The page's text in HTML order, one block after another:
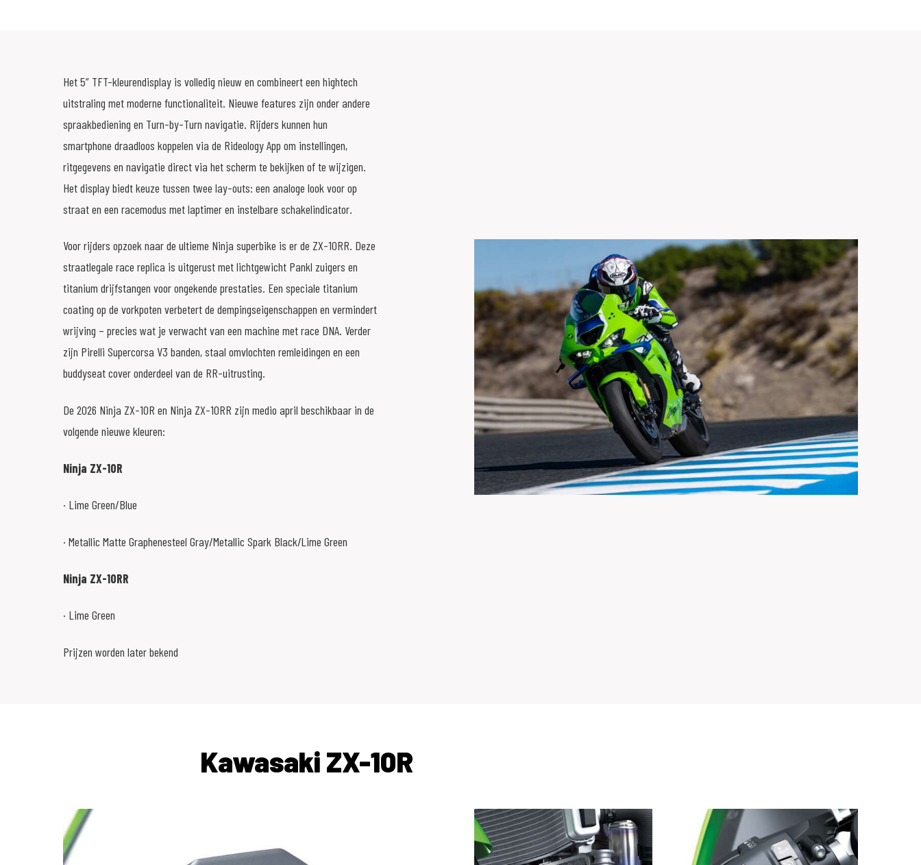
Het 5” TFT-kleurendisplay is volledig nieuw en combineert een hightech
uitstraling met moderne functionaliteit. Nieuwe features zijn onder andere
spraakbediening en Turn-by-Turn navigatie. Rijders kunnen hun
smartphone draadloos koppelen via de Rideology App om instellingen,
ritgegevens en navigatie direct via het scherm te bekijken of te wijzigen.
Het display biedt keuze tussen twee lay-outs: een analoge look voor op
straat en een racemodus met laptimer en instelbare schakelindicator.
Voor rijders opzoek naar de ultieme Ninja superbike is er de ZX-10RR. Deze
straatlegale race replica is uitgerust met lichtgewicht Pankl zuigers en
titanium drijfstangen voor ongekende prestaties. Een speciale titanium
coating op de vorkpoten verbetert de dempingseigenschappen en vermindert
wrijving – precies wat je verwacht van een machine met race DNA. Verder
zijn Pirelli Supercorsa V3 banden, staal omvlochten remleidingen en een
buddyseat cover onderdeel van de RR-uitrusting.
De 2026 Ninja ZX-10R en Ninja ZX-10RR zijn medio april beschikbaar in de
volgende nieuwe kleuren:
Ninja ZX-10R
· Lime Green/Blue
· Metallic Matte Graphenesteel Gray/Metallic Spark Black/Lime Green
Ninja ZX-10RR
· Lime Green
Prijzen worden later bekend
Kawasaki ZX-10R